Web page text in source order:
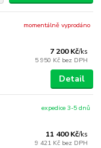
7 200 Kč/ks
5 950 Kč bez DPH
momentálně vyprodáno
Detail
11 400 Kč/ks
9 421 Kč bez DPH
expedice 3-5 dnů